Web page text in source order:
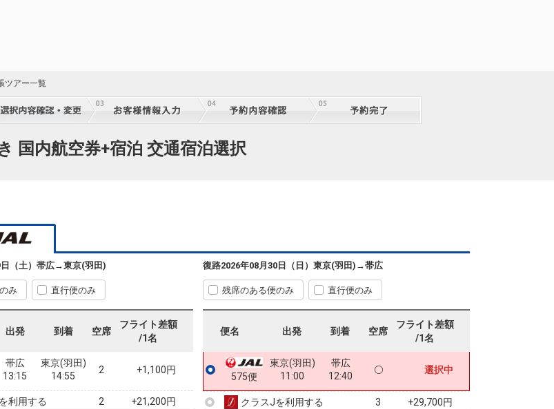
ツアー一覧
国内航空券+宿泊 交通宿泊選択
（土） 帯広→東京(羽田)
み 直行便のみ
出発 到着 空席
フライト差額
/1名
帯広
09:50
東京(羽田)
11:30
2 +9,700円
利用する 4 +21,200円
帯広
13:15
東京(羽田)
14:55
2 +1,100円
利用する 2 +21,200円
復路2026年08月30日（日） 東京(羽田) →帯広
残席のある便のみ 直行便のみ
便名 出発 到着 空席
フライト差額
/1名
573便
東京(羽田)
07:45
帯広
09:15
5 +2,000円
クラスJを利用する 2 +4,500円
575便
東京(羽田)
11:00
帯広
12:40
選択中
クラスJを利用する 3 +29,700円